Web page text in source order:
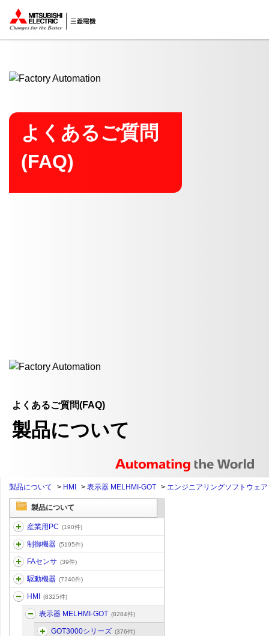
ここから本文
よくあるご質問
(FAQ)
よくあるご質問(FAQ)
製品について
製品について > HMI > 表示器 MELHMI-GOT > エンジニアリングソフトウェア
製品について
産業用PC (190件)
制御機器 (5195件)
FAセンサ (39件)
駆動機器 (7240件)
HMI (8325件)
表示器 MELHMI-GOT (8284件)
GOT3000シリーズ (376件)